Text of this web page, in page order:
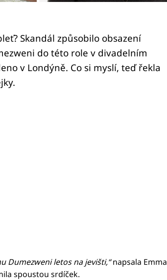
Skandál způsobilo obsazení
do této role v divadelním
v Londýně. Co si myslí, teď řekla
Dumezweni letos na jevišti,“napsala Emma
spoustou srdíček.